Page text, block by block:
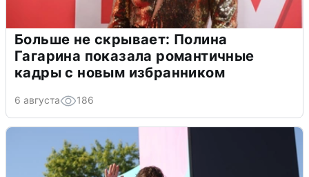
Больше не скрывает: Полина
Гагарина показала романтичные
кадры с новым избранником
6 августа 186